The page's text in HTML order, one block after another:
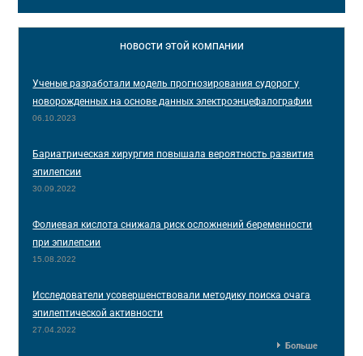
НОВОСТИ ЭТОЙ КОМПАНИИ
Ученые разработали модель прогнозирования судорог у
новорожденных на основе данных электроэнцефалографии
06.10.2023
Бариатрическая хирургия повышала вероятность развития
эпилепсии
30.09.2022
Фолиевая кислота снижала риск осложнений беременности
при эпилепсии
15.08.2022
Исследователи усовершенствовали методику поиска очага
эпилептической активности
27.04.2022
Больше